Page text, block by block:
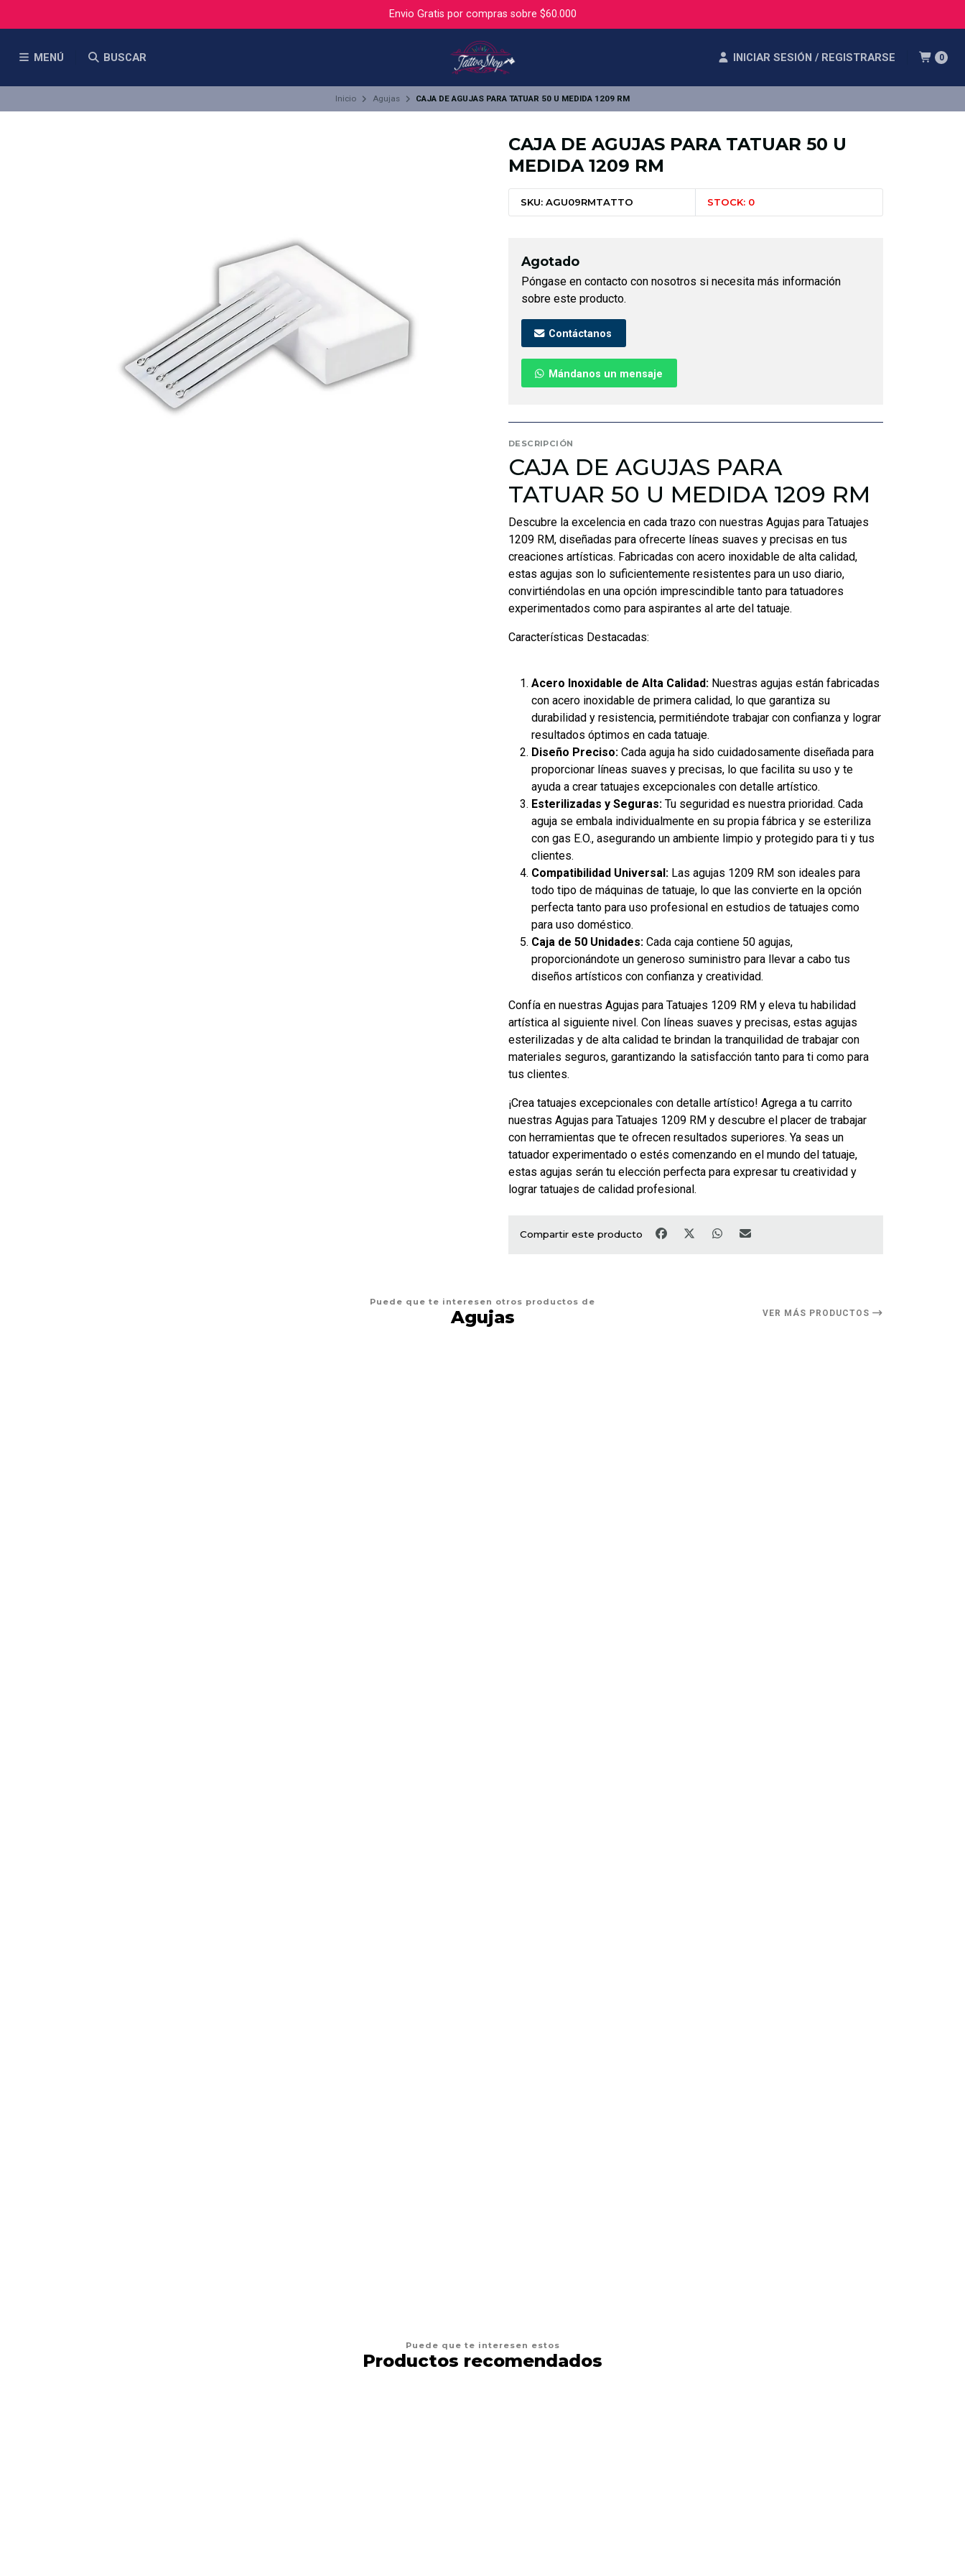
MENÚ BUSCAR INICIAR SESIÓN / REGISTRARSE 0
Envio Gratis por compras sobre $60.000
Inicio Agujas CAJA DE AGUJAS PARA TATUAR 50 U MEDIDA 1209 RM
CAJA DE AGUJAS PARA TATUAR 50 U
MEDIDA 1209 RM
SKU: AGU09RMTATTO STOCK: 0
Agotado
Póngase en contacto con nosotros si necesita más información
sobre este producto.
Contáctanos
Mándanos un mensaje
DESCRIPCIÓN
CAJA DE AGUJAS PARA
TATUAR 50 U MEDIDA 1209 RM
Descubre la excelencia en cada trazo con nuestras Agujas para Tatuajes
1209 RM, diseñadas para ofrecerte líneas suaves y precisas en tus
creaciones artísticas. Fabricadas con acero inoxidable de alta calidad,
estas agujas son lo suficientemente resistentes para un uso diario,
convirtiéndolas en una opción imprescindible tanto para tatuadores
experimentados como para aspirantes al arte del tatuaje.
Características Destacadas:
Acero Inoxidable de Alta Calidad: Nuestras agujas están fabricadas
con acero inoxidable de primera calidad, lo que garantiza su
durabilidad y resistencia, permitiéndote trabajar con confianza y lograr
resultados óptimos en cada tatuaje.
Diseño Preciso: Cada aguja ha sido cuidadosamente diseñada para
proporcionar líneas suaves y precisas, lo que facilita su uso y te
ayuda a crear tatuajes excepcionales con detalle artístico.
Esterilizadas y Seguras: Tu seguridad es nuestra prioridad. Cada
aguja se embala individualmente en su propia fábrica y se esteriliza
con gas E.O., asegurando un ambiente limpio y protegido para ti y tus
clientes.
Compatibilidad Universal: Las agujas 1209 RM son ideales para
todo tipo de máquinas de tatuaje, lo que las convierte en la opción
perfecta tanto para uso profesional en estudios de tatuajes como
para uso doméstico.
Caja de 50 Unidades: Cada caja contiene 50 agujas,
proporcionándote un generoso suministro para llevar a cabo tus
diseños artísticos con confianza y creatividad.
Confía en nuestras Agujas para Tatuajes 1209 RM y eleva tu habilidad
artística al siguiente nivel. Con líneas suaves y precisas, estas agujas
esterilizadas y de alta calidad te brindan la tranquilidad de trabajar con
materiales seguros, garantizando la satisfacción tanto para ti como para
tus clientes.
¡Crea tatuajes excepcionales con detalle artístico! Agrega a tu carrito
nuestras Agujas para Tatuajes 1209 RM y descubre el placer de trabajar
con herramientas que te ofrecen resultados superiores. Ya seas un
tatuador experimentado o estés comenzando en el mundo del tatuaje,
estas agujas serán tu elección perfecta para expresar tu creatividad y
lograr tatuajes de calidad profesional.
Compartir este producto
Puede que te interesen otros productos de
Agujas VER MÁS PRODUCTOS
Puede que te interesen estos
Productos recomendados